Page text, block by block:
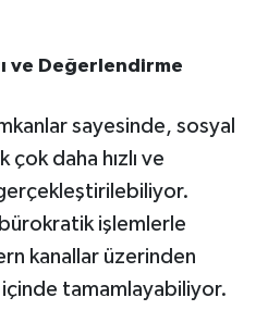
ve Değerlendirme
sayesinde, sosyal
çok daha hızlı ve
işlemlerle
kanallar üzerinden
içinde tamamlayabiliyor.